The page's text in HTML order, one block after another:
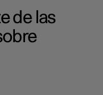
de las